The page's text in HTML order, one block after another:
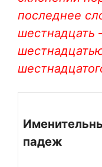
последнее
шестнадцать
падеж